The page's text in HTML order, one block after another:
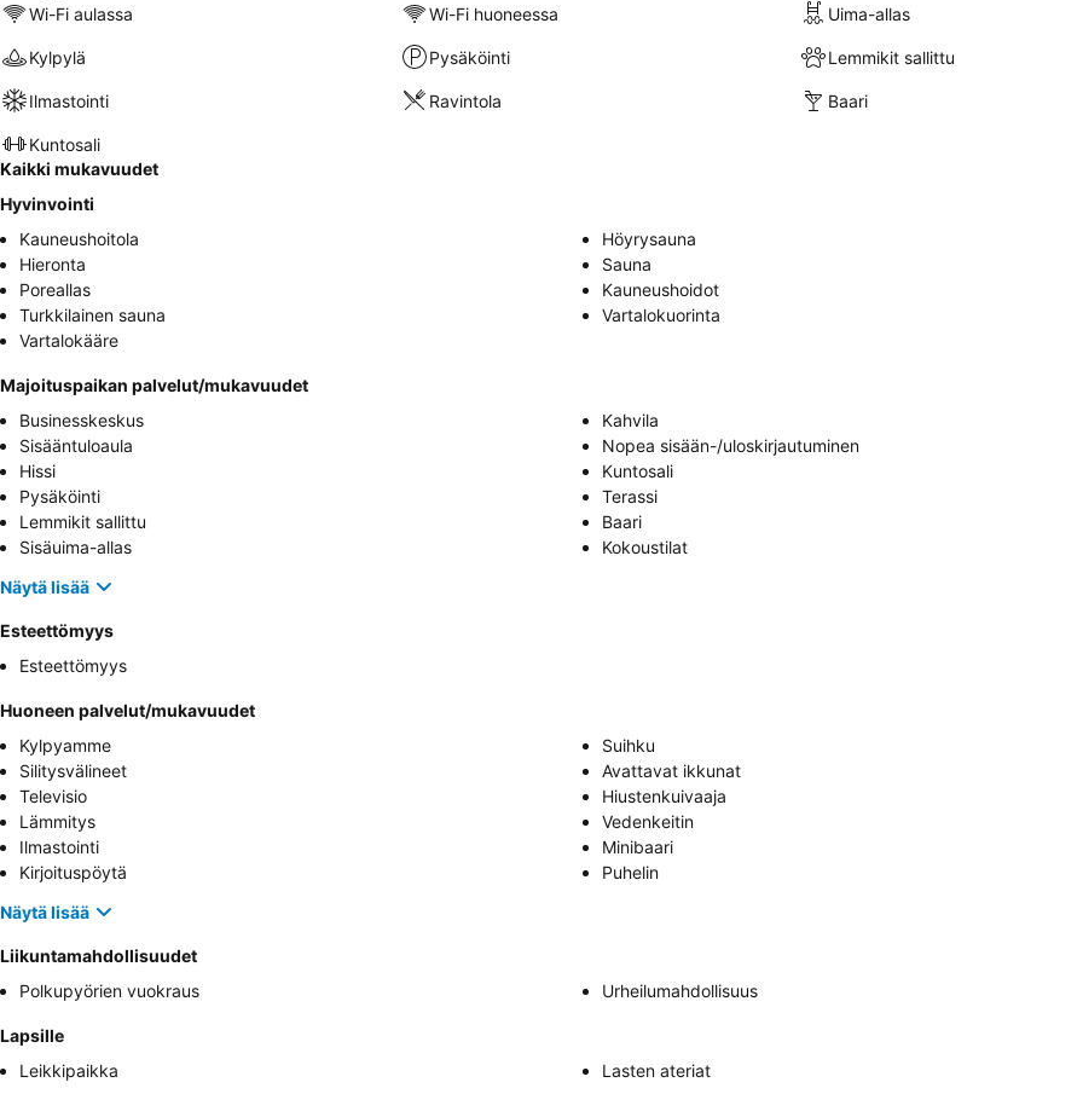
Wi-Fi aulassa Wi-Fi huoneessa Uima-allas
Kylpylä Pysäköinti Lemmikit sallittu
Ilmastointi Ravintola Baari
Kuntosali
Kaikki mukavuudet
Hyvinvointi
Kauneushoitola
Höyrysauna
Hieronta
Sauna
Poreallas
Kauneushoidot
Turkkilainen sauna
Vartalokuorinta
Vartalokääre
Majoituspaikan palvelut/mukavuudet
Businesskeskus
Kahvila
Sisääntuloaula
Nopea sisään-/uloskirjautuminen
Hissi
Kuntosali
Pysäköinti
Terassi
Lemmikit sallittu
Baari
Sisäuima-allas
Kokoustilat
Näytä lisää
Esteettömyys
Esteettömyys
Huoneen palvelut/mukavuudet
Kylpyamme
Suihku
Silitysvälineet
Avattavat ikkunat
Televisio
Hiustenkuivaaja
Lämmitys
Vedenkeitin
Ilmastointi
Minibaari
Kirjoituspöytä
Puhelin
Näytä lisää
Liikuntamahdollisuudet
Polkupyörien vuokraus
Urheilumahdollisuus
Lapsille
Leikkipaikka
Lasten ateriat